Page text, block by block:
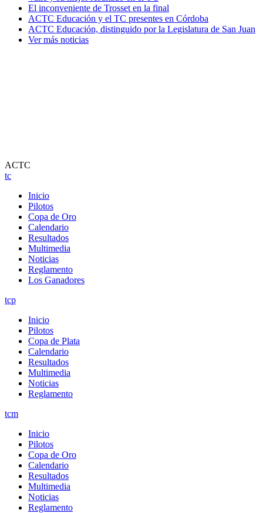
El inconveniente de Trosset en la final
ACTC Educación y el TC presentes en Córdoba
ACTC Educación, distinguido por la Legislatura de San Juan
Ver más noticias
ACTC
tc
Inicio
Pilotos
Copa de Oro
Calendario
Resultados
Multimedia
Noticias
Reglamento
Los Ganadores
tcp
Inicio
Pilotos
Copa de Plata
Calendario
Resultados
Multimedia
Noticias
Reglamento
tcm
Inicio
Pilotos
Copa de Oro
Calendario
Resultados
Multimedia
Noticias
Reglamento